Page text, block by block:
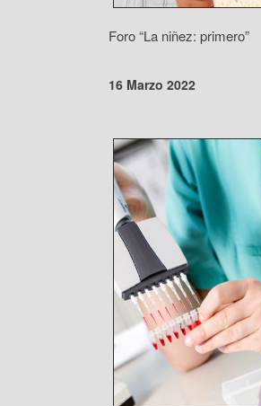
Foro “La niñez: primero”
16 Marzo 2022